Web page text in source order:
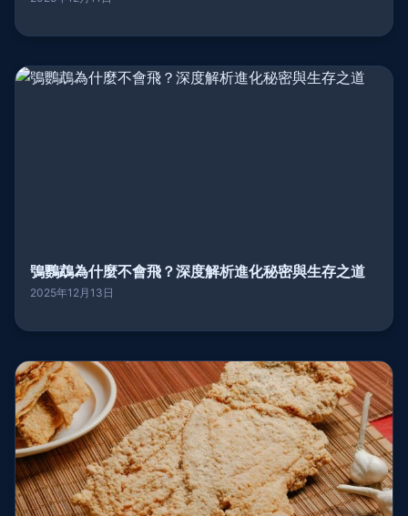
鴞鸚鵡為什麼不會飛？深度解析進化秘密與生存之道
2025年12月13日